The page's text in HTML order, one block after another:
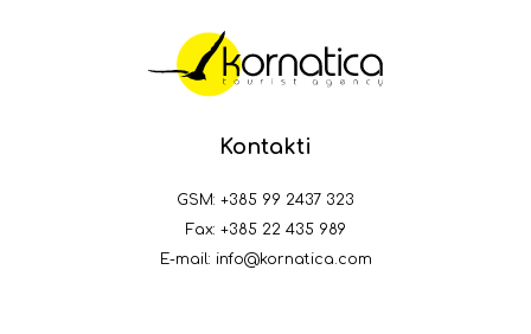
Kontakti
GSM: +385 99 2437 323
Fax: +385 22 435 989
E-mail: info@kornatica.com